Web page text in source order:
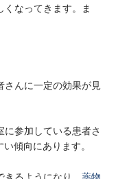
なってきます。ま
んに一定の効果が見
参加している患者さ
傾向にあります。
るようになり
、薬物